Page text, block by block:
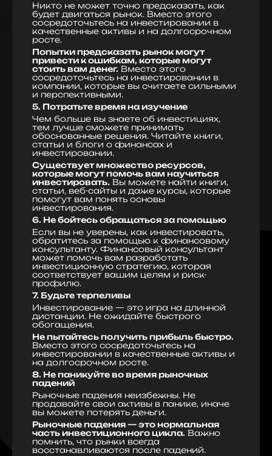
Никто не может точно предсказать, как
будет двигаться рынок. Вместо этого
сосредоточьтесь на инвестировании в
качественные активы и на долгосрочном
росте.
Попытки предсказать рынок могут
привести к ошибкам, которые могут
стоить вам денег. Вместо этого
сосредоточьтесь на инвестировании в
компании, которые вы считаете сильными
и перспективными.
5. Потратьте время на изучение
Чем больше вы знаете об инвестициях,
тем лучше сможете принимать
обоснованные решения. Читайте книги,
статьи и блоги о финансах и
инвестировании.
Существует множество ресурсов,
которые могут помочь вам научиться
инвестировать. Вы можете найти книги,
статьи, веб-сайты и даже курсы, которые
помогут вам понять основы
инвестирования.
6. Не бойтесь обращаться за помощью
Если вы не уверены, как инвестировать,
обратитесь за помощью к финансовому
консультанту. Финансовый консультант
может помочь вам разработать
инвестиционную стратегию, которая
соответствует вашим целям и риск-
профилю.
7. Будьте терпеливы
Инвестирование — это игра на длинной
дистанции. Не ожидайте быстрого
обогащения.
Не пытайтесь получить прибыль быстро.
Вместо этого сосредоточьтесь на
инвестировании в качественные активы и
на долгосрочном росте.
8. Не паникуйте во время рыночных
падений
Рыночные падения неизбежны. Не
продавайте свои активы в панике, иначе
вы можете потерять деньги.
Рыночные падения — это нормальная
часть инвестиционного цикла. Важно
помнить, что рынки всегда
восстанавливаются после падений.